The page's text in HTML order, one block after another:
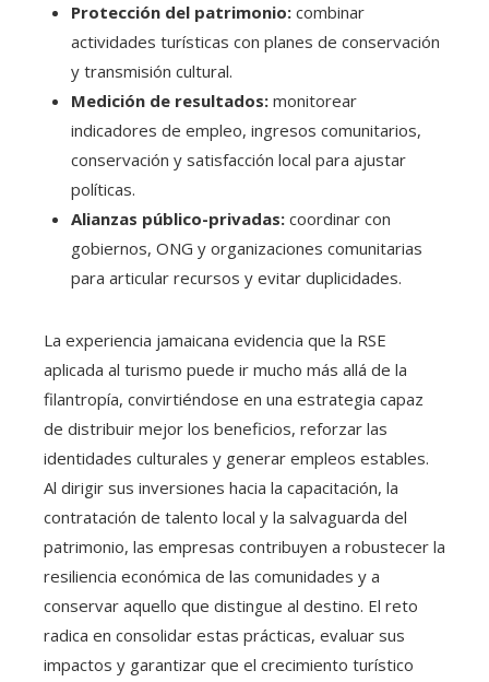
Protección del patrimonio: combinar
actividades turísticas con planes de conservación
y transmisión cultural.
Medición de resultados: monitorear
indicadores de empleo, ingresos comunitarios,
conservación y satisfacción local para ajustar
políticas.
Alianzas público-privadas: coordinar con
gobiernos, ONG y organizaciones comunitarias
para articular recursos y evitar duplicidades.
La experiencia jamaicana evidencia que la RSE
aplicada al turismo puede ir mucho más allá de la
filantropía, convirtiéndose en una estrategia capaz
de distribuir mejor los beneficios, reforzar las
identidades culturales y generar empleos estables.
Al dirigir sus inversiones hacia la capacitación, la
contratación de talento local y la salvaguarda del
patrimonio, las empresas contribuyen a robustecer la
resiliencia económica de las comunidades y a
conservar aquello que distingue al destino. El reto
radica en consolidar estas prácticas, evaluar sus
impactos y garantizar que el crecimiento turístico